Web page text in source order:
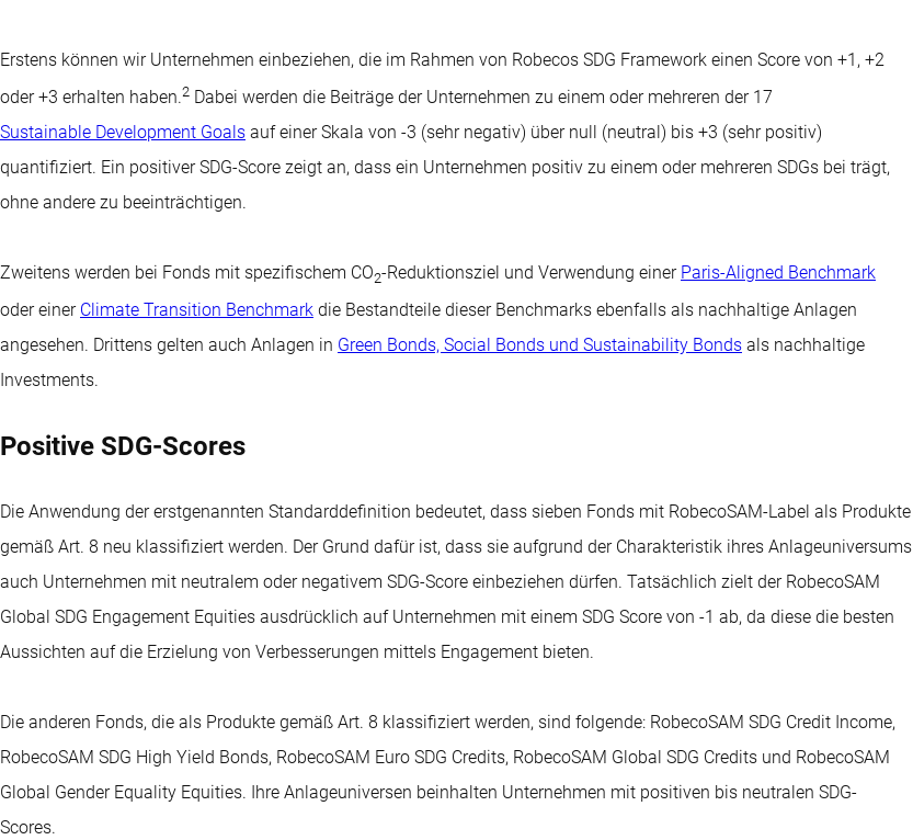
Erstens können wir Unternehmen einbeziehen, die im Rahmen von Robecos SDG Framework einen Score von +1, +2
oder +3 erhalten haben.2 Dabei werden die Beiträge der Unternehmen zu einem oder mehreren der 17
Sustainable Development Goals auf einer Skala von -3 (sehr negativ) über null (neutral) bis +3 (sehr positiv)
quantifiziert. Ein positiver SDG-Score zeigt an, dass ein Unternehmen positiv zu einem oder mehreren SDGs bei trägt,
ohne andere zu beeinträchtigen.
Zweitens werden bei Fonds mit spezifischem CO2-Reduktionsziel und Verwendung einer Paris-Aligned Benchmark
oder einer Climate Transition Benchmark die Bestandteile dieser Benchmarks ebenfalls als nachhaltige Anlagen
angesehen. Drittens gelten auch Anlagen in Green Bonds, Social Bonds und Sustainability Bonds als nachhaltige
Investments.
Positive SDG-Scores
Die Anwendung der erstgenannten Standarddefinition bedeutet, dass sieben Fonds mit RobecoSAM-Label als Produkte
gemäß Art. 8 neu klassifiziert werden. Der Grund dafür ist, dass sie aufgrund der Charakteristik ihres Anlageuniversums
auch Unternehmen mit neutralem oder negativem SDG-Score einbeziehen dürfen. Tatsächlich zielt der RobecoSAM
Global SDG Engagement Equities ausdrücklich auf Unternehmen mit einem SDG Score von -1 ab, da diese die besten
Aussichten auf die Erzielung von Verbesserungen mittels Engagement bieten.
Die anderen Fonds, die als Produkte gemäß Art. 8 klassifiziert werden, sind folgende: RobecoSAM SDG Credit Income,
RobecoSAM SDG High Yield Bonds, RobecoSAM Euro SDG Credits, RobecoSAM Global SDG Credits und RobecoSAM
Global Gender Equality Equities. Ihre Anlageuniversen beinhalten Unternehmen mit positiven bis neutralen SDG-
Scores.